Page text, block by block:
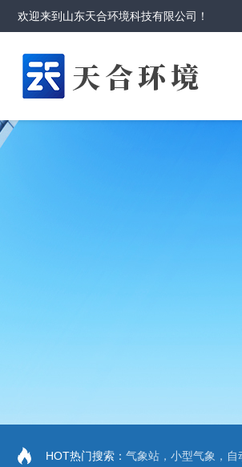
欢迎来到 山东天合环境科技有限公司 ！
HOT热门搜索： 气象站，小型气象，自动气象站，防爆气